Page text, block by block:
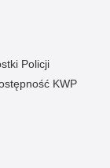
Policji
KWP